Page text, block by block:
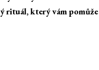
rituál, který vám pomůže